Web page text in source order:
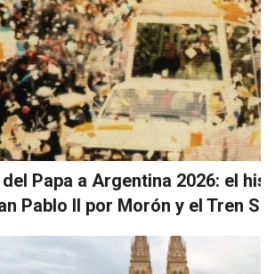
Papa a Argentina 2026: el
Pablo II por Morón y el Tren